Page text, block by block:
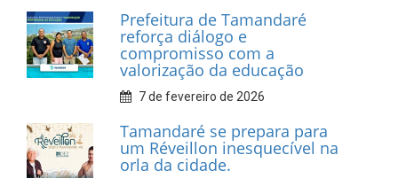
Prefeitura de Tamandaré
realiza entrega de placas à
Associação dos Taxistas Rota
Car Service
10 de fevereiro de 2026
Dia do Frevo: patrimônio
cultural em movimento
9 de fevereiro de 2026